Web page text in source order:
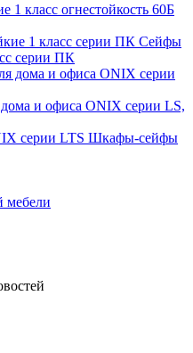
1 класс огнестойкость 60Б
Сейфы
серии ПК
и офиса ONIX серии LS,
Шкафы-сейфы
мебели